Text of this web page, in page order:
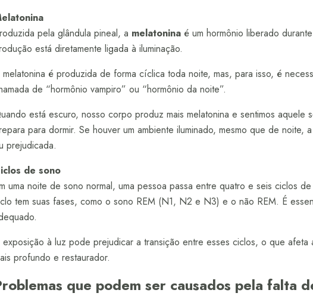
pela glândula pineal, a melatonina é um hormônio liberado
está diretamente ligada à iluminação.
é produzida de forma cíclica toda noite, mas, para isso, é
de “hormônio vampiro” ou “hormônio da noite”.
está escuro, nosso corpo produz mais melatonina e sentimos
para dormir. Se houver um ambiente iluminado, mesmo que de noite,
prejudicada.
de sono
uma noite de sono normal, uma pessoa passa entre quatro e seis ciclos
tem suas fases, como o sono REM (N1, N2 e N3) e o não REM. É
à luz pode prejudicar a transição entre esses ciclos, o que
profundo e restaurador.
que podem ser causados pela falta